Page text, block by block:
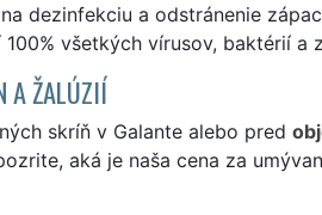
dezinfekciu a odstránenie
všetkých vírusov, baktérií a
A ŽALÚZIÍ
skríň v Galante alebo pred
aká je naša cena za